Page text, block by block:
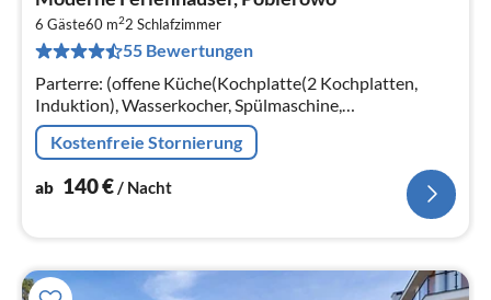
6 Gäste60 m22 Schlafzimmer
55 Bewertungen
Parterre: (offene Küche(Kochplatte(2 Kochplatten,
Induktion), Wasserkocher, Spülmaschine,
Kühl-/Gefrierkombination),
Wohn/Esszimmer(Doppelschlafcouch, TV(Flatscreen)
Kostenfreie Stornierung
ab 140€/ Nacht